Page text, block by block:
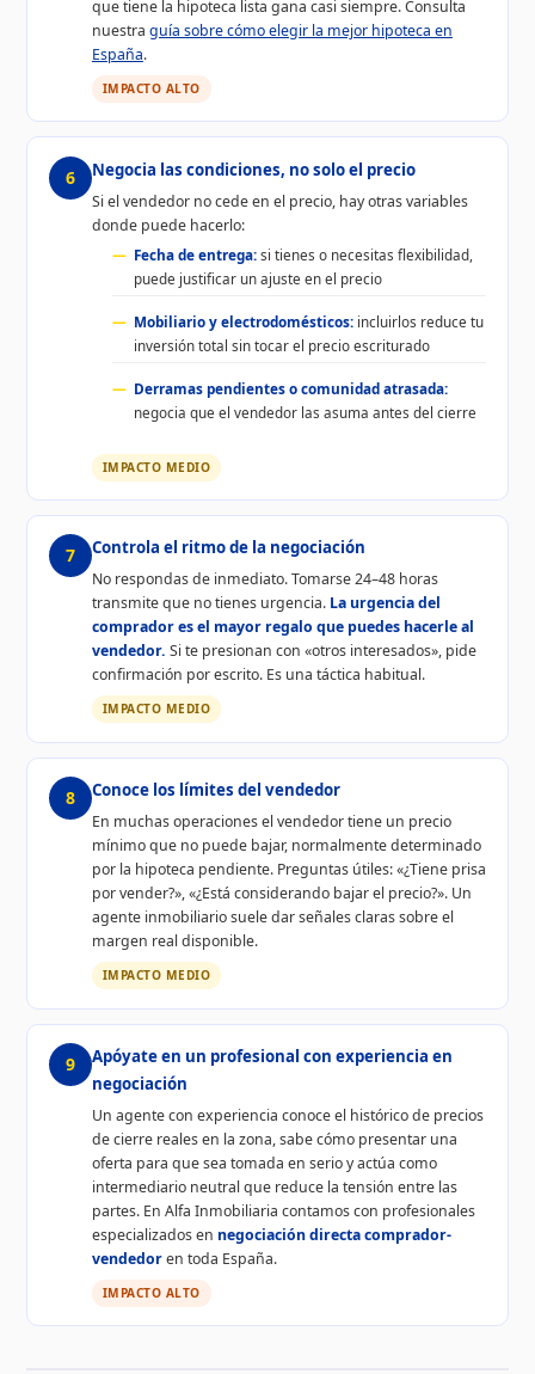
que tiene la hipoteca lista gana casi siempre. Consulta
nuestra guía sobre cómo elegir la mejor hipoteca en
España.
IMPACTO ALTO
6 Negocia las condiciones, no solo el precio
Si el vendedor no cede en el precio, hay otras variables
donde puede hacerlo:
Fecha de entrega:si tienes o necesitas flexibilidad,
puede justificar un ajuste en el precio
Mobiliario y electrodomésticos: incluirlos reduce tu
inversión total sin tocar el precio escriturado
Derramas pendientes o comunidad atrasada:
negocia que el vendedor las asuma antes del cierre
IMPACTO MEDIO
7 Controla el ritmo de la negociación
No respondas de inmediato. Tomarse 24–48 horas
transmite que no tienes urgencia. La urgencia del
comprador es el mayor regalo que puedes hacerle al
vendedor. Si te presionan con «otros interesados», pide
confirmación por escrito. Es una táctica habitual.
IMPACTO MEDIO
8 Conoce los límites del vendedor
En muchas operaciones el vendedor tiene un precio
mínimo que no puede bajar, normalmente determinado
por la hipoteca pendiente. Preguntas útiles: «¿Tiene prisa
por vender?», «¿Está considerando bajar el precio?». Un
agente inmobiliario suele dar señales claras sobre el
margen real disponible.
IMPACTO MEDIO
9
Apóyate en un profesional con experiencia en
negociación
Un agente con experiencia conoce el histórico de precios
de cierre reales en la zona, sabe cómo presentar una
oferta para que sea tomada en serio y actúa como
intermediario neutral que reduce la tensión entre las
partes. En Alfa Inmobiliaria contamos con profesionales
especializados en negociación directa comprador-
vendedoren toda España.
IMPACTO ALTO